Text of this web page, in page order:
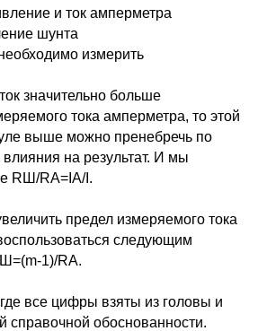
и ток амперметра
шунта
измерить
значительно больше
тока амперметра, то этой
выше можно пренебречь по
на результат. И мы
RШ/RА=IА/I.
предел измеряемого тока
следующим
1)/RА.
все цифры взяты из головы и
справочной обоснованности.